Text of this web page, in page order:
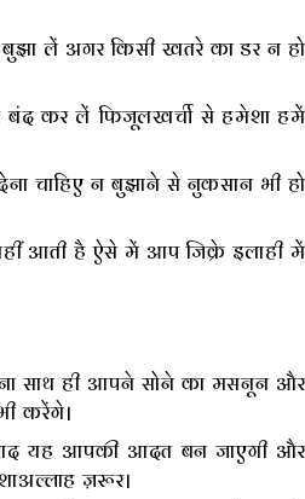
लें अगर किसी खतरे का डर न हो
बंद कर लें फिजूलखर्ची से हमेशा हमें
चाहिए न बुझाने से नुकसान भी हो
आती है ऐसे में आप जिक्रे इलाही में
साथ ही आपने सोने का मसनून और
करेंगे।
यह आपकी आदत बन जाएगी और
ज़रूर।